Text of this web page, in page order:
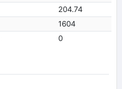
204.74
1604
0